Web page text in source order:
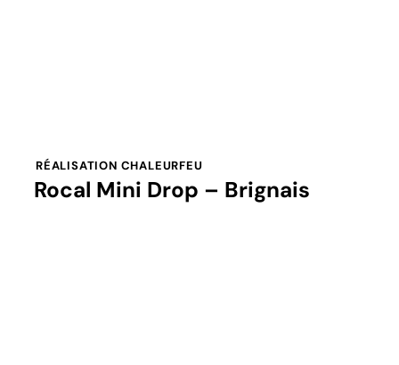
RÉALISATION CHALEURFEU
Rocal Mini Drop – Brignais